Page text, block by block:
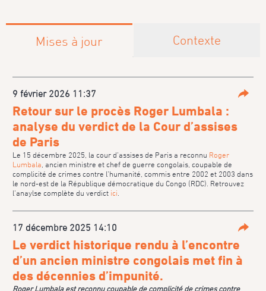
Mises à jour Contexte
9 février 2026 11:37
Retour sur le procès Roger Lumbala :
analyse du verdict de la Cour d’assises
de Paris
Le 15 décembre 2025, la cour d’assises de Paris a reconnu Roger
Lumbala , ancien ministre et chef de guerre congolais, coupable de
complicité de crimes contre l’humanité, commis entre 2002 et 2003 dans
le nord-est de la République démocratique du Congo (RDC). Retrouvez
l’anaylse complète du verdict ici
17 décembre 2025 14:10
Le verdict historique rendu à l’encontre
d’un ancien ministre congolais met fin à
des décennies d’impunité.
Roger Lumbala est reconnu coupable de complicité de crimes contre